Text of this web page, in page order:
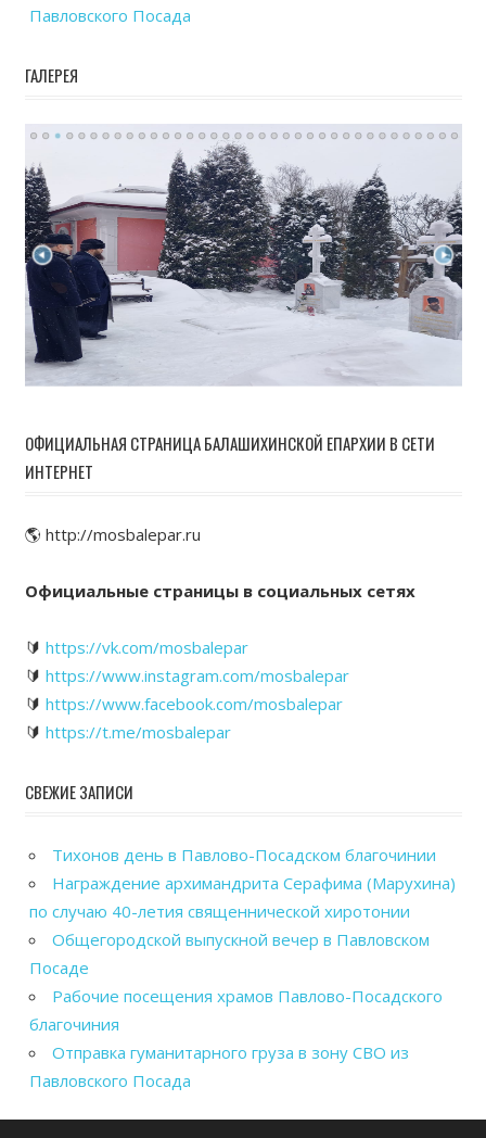
Павловского Посада
ГАЛЕРЕЯ
ОФИЦИАЛЬНАЯ СТРАНИЦА БАЛАШИХИНСКОЙ ЕПАРХИИ В СЕТИ
ИНТЕРНЕТ
🌎 http://mosbalepar.ru
Официальные страницы в социальных сетях
🔰 https://vk.com/mosbalepar
🔰 https://www.instagram.com/mosbalepar
🔰 https://www.facebook.com/mosbalepar
🔰 https://t.me/mosbalepar
СВЕЖИЕ ЗАПИСИ
Тихонов день в Павлово-Посадском благочинии
Награждение архимандрита Серафима (Марухина)
по случаю 40-летия священнической хиротонии
Общегородской выпускной вечер в Павловском
Посаде
Рабочие посещения храмов Павлово-Посадского
благочиния
Отправка гуманитарного груза в зону СВО из
Павловского Посада